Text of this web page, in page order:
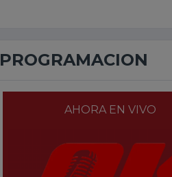
PROGRAMACION
AHORA EN VIVO